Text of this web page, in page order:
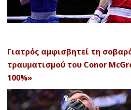
Γιατρός αμφισβητεί τη
τραυματισμού του Conor
100%»